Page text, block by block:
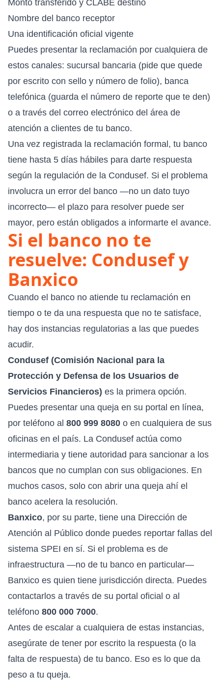
Monto transferido y CLABE destino
Nombre del banco receptor
Una identificación oficial vigente
Puedes presentar la reclamación por cualquiera de
estos canales: sucursal bancaria (pide que quede
por escrito con sello y número de folio), banca
telefónica (guarda el número de reporte que te den)
o a través del correo electrónico del área de
atención a clientes de tu banco.
Una vez registrada la reclamación formal, tu banco
tiene hasta 5 días hábiles para darte respuesta
según la regulación de la Condusef. Si el problema
involucra un error del banco —no un dato tuyo
incorrecto— el plazo para resolver puede ser
mayor, pero están obligados a informarte el avance.
Si el banco no te
resuelve: Condusef y
Banxico
Cuando el banco no atiende tu reclamación en
tiempo o te da una respuesta que no te satisface,
hay dos instancias regulatorias a las que puedes
acudir.
Condusef (Comisión Nacional para la
Protección y Defensa de los Usuarios de
Servicios Financieros) es la primera opción.
Puedes presentar una queja en su portal en línea,
por teléfono al 800 999 8080 o en cualquiera de sus
oficinas en el país. La Condusef actúa como
intermediaria y tiene autoridad para sancionar a los
bancos que no cumplan con sus obligaciones. En
muchos casos, solo con abrir una queja ahí el
banco acelera la resolución.
Banxico, por su parte, tiene una Dirección de
Atención al Público donde puedes reportar fallas del
sistema SPEI en sí. Si el problema es de
infraestructura —no de tu banco en particular—
Banxico es quien tiene jurisdicción directa. Puedes
contactarlos a través de su portal oficial o al
teléfono 800 000 7000.
Antes de escalar a cualquiera de estas instancias,
asegúrate de tener por escrito la respuesta (o la
falta de respuesta) de tu banco. Eso es lo que da
peso a tu queja.